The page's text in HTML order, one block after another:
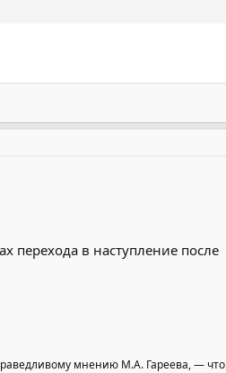
перехода в наступление после
мнению М.А. Гареева, — что